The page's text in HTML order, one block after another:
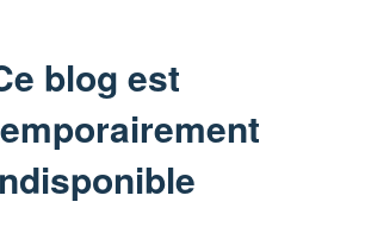
blog est